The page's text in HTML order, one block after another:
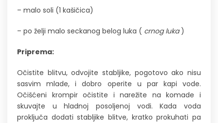
– malo soli (1 kašičica)
– po želji malo seckanog belog luka ( crnog luka)
Priprema:
Očistite blitvu, odvojite stabljike, pogotovo ako nisu
sasvim mlade, i dobro operite u par kapi vode.
Očišćeni krompir očistite i narežite na komade i
skuvajte u hladnoj posoljenoj vodi. Kada voda
proključa dodati stabljike blitve, kratko prokuhati pa